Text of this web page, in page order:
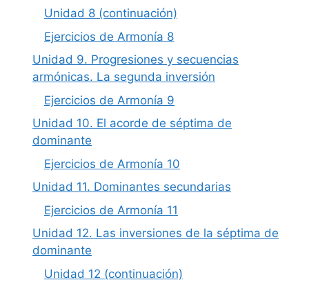
Unidad 8 (continuación)
Ejercicios de Armonía 8
Unidad 9. Progresiones y secuencias
armónicas. La segunda inversión
Ejercicios de Armonía 9
Unidad 10. El acorde de séptima de
dominante
Ejercicios de Armonía 10
Unidad 11. Dominantes secundarias
Ejercicios de Armonía 11
Unidad 12. Las inversiones de la séptima de
dominante
Unidad 12 (continuación)